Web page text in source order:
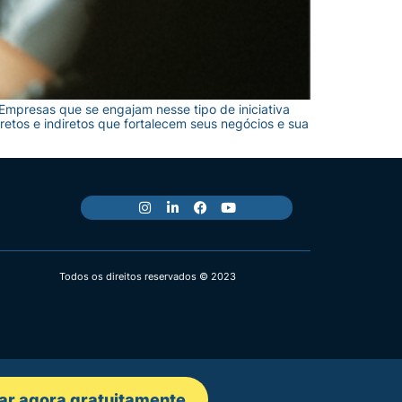
que se engajam nesse tipo de iniciativa
e indiretos que fortalecem seus negócios e sua
Todos os direitos reservados © 2023